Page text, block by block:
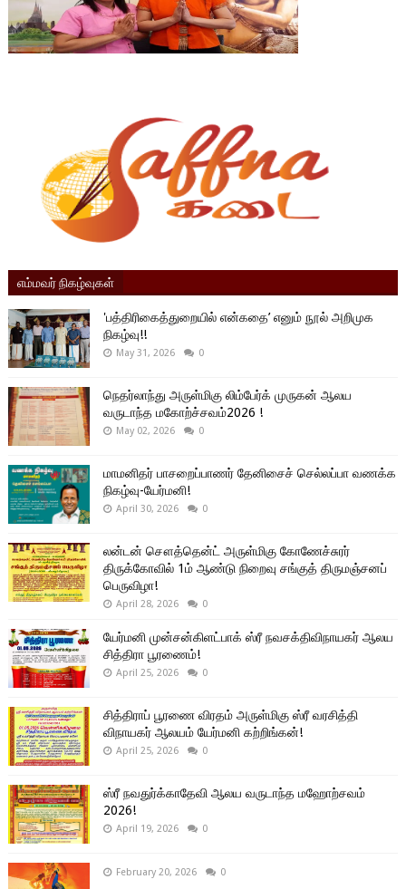
எம்மவர் நிகழ்வுகள்
'பத்திரிகைத்துறையில் என்கதை’ எனும் நூல் அறிமுக
நிகழ்வு!!
May 31, 2026 0
நெதர்லாந்து அருள்மிகு லிம்பேர்க் முருகன் ஆலய
வருடாந்த மகோற்ச்சவம்2026 !
May 02, 2026 0
மாமனிதர் பாசறைப்பாணர் தேனிசைச் செல்லப்பா வணக்க
நிகழ்வு-யேர்மனி!
April 30, 2026 0
லன்டன் சௌத்தென்ட் அருள்மிகு கோணேச்சுரர்
திருக்கோவில் 1ம் ஆண்டு நிறைவு சங்குத் திருமஞ்சனப்
பெருவிழா!
April 28, 2026 0
யேர்மனி முன்சன்கிளட்பாக் ஸ்ரீ நவசக்திவிநாயகர் ஆலய
சித்திரா பூரணைம்!
April 25, 2026 0
சித்திராப் பூரணை விரதம் அருள்மிகு ஸ்ரீ வரசித்தி
விநாயகர் ஆலயம் யேர்மனி கற்றிங்கன்!
April 25, 2026 0
ஸ்ரீ நவதுர்க்காதேவி ஆலய வருடாந்த மஹோற்சவம்
2026!
April 19, 2026 0
February 20, 2026 0